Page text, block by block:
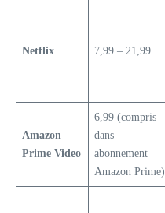
Netflix 7,99 – 21,99
Amazon
Prime Video
6,99 (compris
dans
abonnement
Amazon Prime)